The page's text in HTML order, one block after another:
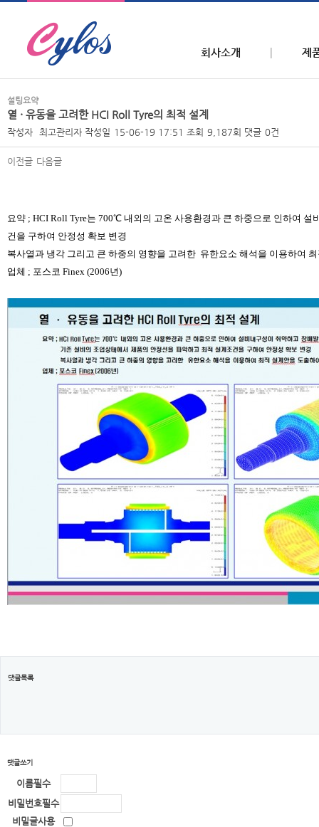
회사소개 제
설팅요약
열 · 유동을 고려한 HCI Roll Tyre의 최적 설계
작성자 최고관리자 작성일 15-06-19 17:51 조회 9,187회 댓글 0건
이전글 다음글
요약 ; HCI Roll Tyre는 700℃ 내외의 고온 사용환경과 큰 하중으로 인하여 설
건을 구하여 안정성 확보 변경
복사열과 냉각 그리고 큰 하중의 영향을 고려한 유한요소 해석을 이용하여
업체 ; 포스코 Finex (2006년)
댓글목록
댓글쓰기
이름필수
비밀번호필수
비밀글사용